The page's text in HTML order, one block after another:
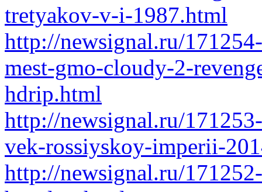
tretyakov-v-i-1987.html
http://newsignal.ru/
mest-gmo-cloudy-2-
hdrip.html
http://newsignal.ru/
vek-rossiyskoy-imperii-
http://newsignal.ru/